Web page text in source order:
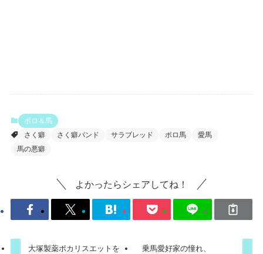
ポロ＆馬
さく癖
さく癖バンド サラブレッド ポロ馬
愛馬
馬の悪癖
よかったらシェアしてね！
大塚製薬ポカリスエットを
乗馬愛好家の憧れ、